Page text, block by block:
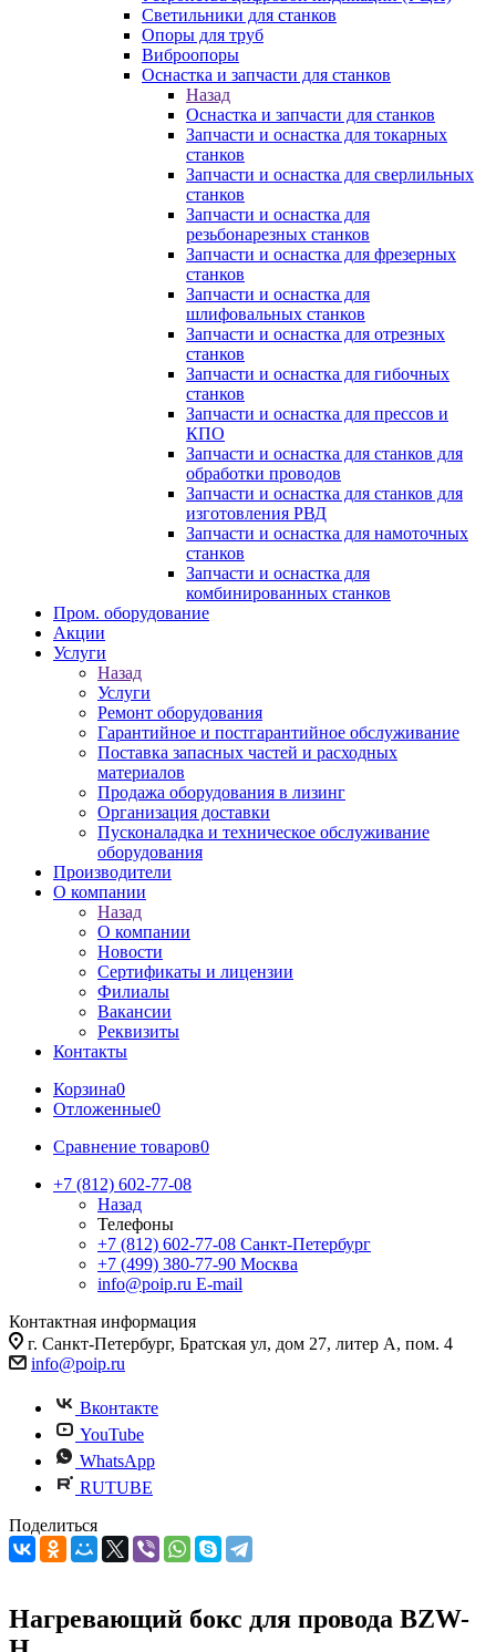
Светильники для станков
Опоры для труб
Виброопоры
Оснастка и запчасти для станков
Назад
Оснастка и запчасти для станков
Запчасти и оснастка для токарных
станков
Запчасти и оснастка для сверлильных
станков
Запчасти и оснастка для
резьбонарезных станков
Запчасти и оснастка для фрезерных
станков
Запчасти и оснастка для
шлифовальных станков
Запчасти и оснастка для отрезных
станков
Запчасти и оснастка для гибочных
станков
Запчасти и оснастка для прессов и
КПО
Запчасти и оснастка для станков для
обработки проводов
Запчасти и оснастка для станков для
изготовления РВД
Запчасти и оснастка для намоточных
станков
Запчасти и оснастка для
комбинированных станков
Пром. оборудование
Акции
Услуги
Назад
Услуги
Ремонт оборудования
Гарантийное и постгарантийное обслуживание
Поставка запасных частей и расходных
материалов
Продажа оборудования в лизинг
Организация доставки
Пусконаладка и техническое обслуживание
оборудования
Производители
О компании
Назад
О компании
Новости
Сертификаты и лицензии
Филиалы
Вакансии
Реквизиты
Контакты
Корзина0
Отложенные0
Сравнение товаров0
+7 (812) 602-77-08
Назад
Телефоны
+7 (812) 602-77-08 Санкт-Петербург
+7 (499) 380-77-90 Москва
info@poip.ru E-mail
Контактная информация
г. Санкт-Петербург, Братская ул, дом 27, литер А, пом. 4
info@poip.ru
Вконтакте
YouTube
WhatsApp
RUTUBE
Поделиться
Нагревающий бокс для провода BZW-